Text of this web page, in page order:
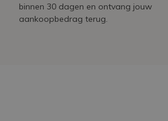
binnen 30 dagen en ontvang jouw
aankoopbedrag terug.